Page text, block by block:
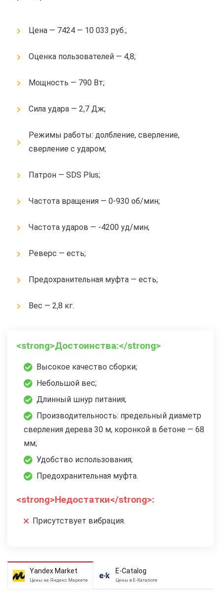
Цена — 7424 — 10 033 руб.;
Оценка пользователей — 4,8;
Мощность — 790 Вт;
Сила удара — 2,7 Дж;
Режимы работы: долбление, сверление,
сверление с ударом;
Патрон — SDS Plus;
Частота вращения — 0-930 об/мин;
Частота ударов — -4200 уд/мин;
Реверс — есть;
Предохранительная муфта — есть;
Вес — 2,8 кг.
<strong>Достоинства:</strong>
Высокое качество сборки;
Небольшой вес;
Длинный шнур питания;
Производительность: предельный диаметр
сверления дерева 30 м, коронкой в бетоне — 68
мм;
Удобство использования;
Предохранительная муфта.
<strong>Недостатки</strong>:
Присутствует вибрация.
Yandex Market
Цены на Яндекс Маркете
E-Catalog
Цены в Е-Каталоге